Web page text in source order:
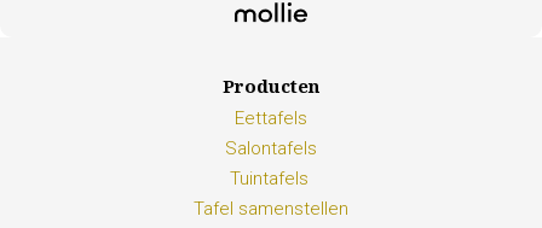
Producten
Eettafels
Salontafels
Tuintafels
Tafel samenstellen